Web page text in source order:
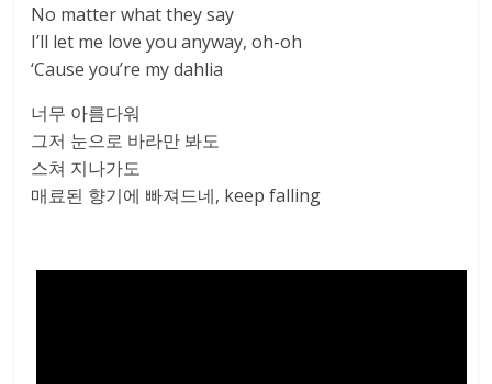
No matter what they say
I’ll let me love you anyway, oh-oh
‘Cause you’re my dahlia
너무 아름다워
그저 눈으로 바라만 봐도
스쳐 지나가도
매료된 향기에 빠져드네, keep falling